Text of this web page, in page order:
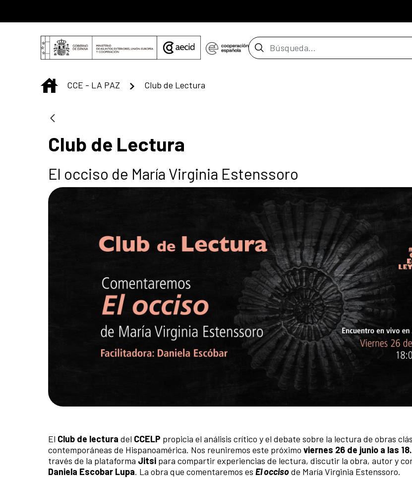
Barra de búsqueda
INICIO
CCE - LA PAZ Club de Lectura
Club de Lectura
El occiso de María Virginia Estenssoro
El Club de lectura del CCELP propicia el análisis crítico y el debate sobre la lectura de obras
contemporáneas de Hispanoamérica. Nos reuniremos este próximo viernes 26 de junio a las
través de la plataforma Jitsi para compartir experiencias de lectura, discutir la obra, autor y
Daniela Escobar Lupa. La obra que comentaremos es El occisode María Virginia Estenssoro.